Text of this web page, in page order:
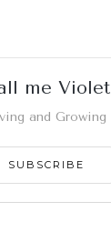
me Violet
and Growing
SUBSCRIBE